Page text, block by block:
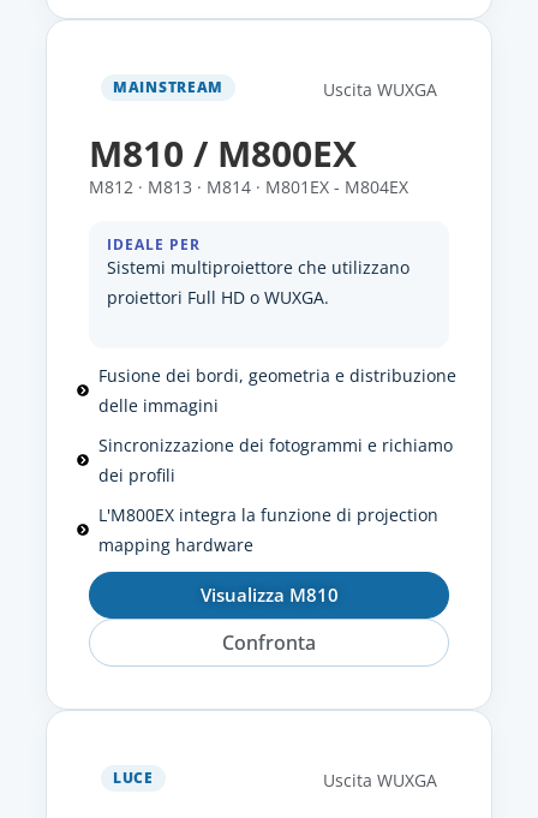
MAINSTREAM Uscita WUXGA
M810 / M800EX
M812 · M813 · M814 · M801EX - M804EX
IDEALE PER
Sistemi multiproiettore che utilizzano
proiettori Full HD o WUXGA.
Fusione dei bordi, geometria e distribuzione
delle immagini
Sincronizzazione dei fotogrammi e richiamo
dei profili
L'M800EX integra la funzione di projection
mapping hardware
Visualizza M810
Confronta
LUCE Uscita WUXGA